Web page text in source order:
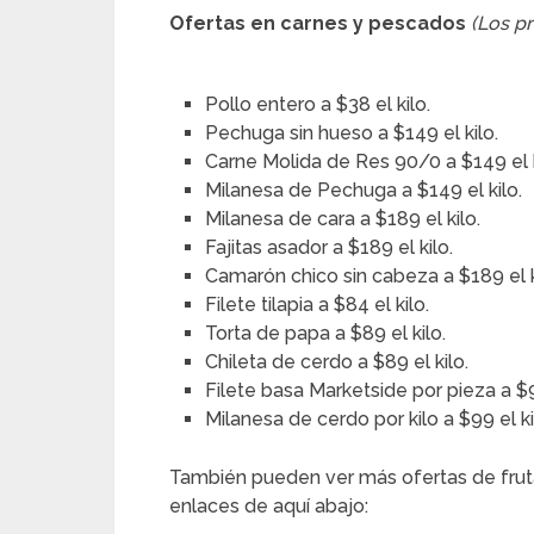
Ofertas en carnes y pescados (Los
Pollo entero a $38 el kilo.
Pechuga sin hueso a $149 el kilo.
Carne Molida de Res 90/0 a $149 el
Milanesa de Pechuga a $149 el kilo.
Milanesa de cara a $189 el kilo.
Fajitas asador a $189 el kilo.
Camarón chico sin cabeza a $189 el
Filete tilapia a $84 el kilo.
Torta de papa a $89 el kilo.
Chileta de cerdo a $89 el kilo.
Filete basa Marketside por pieza a
Milanesa de cerdo por kilo a $99 el
También pueden ver más ofertas de
enlaces de aquí abajo: